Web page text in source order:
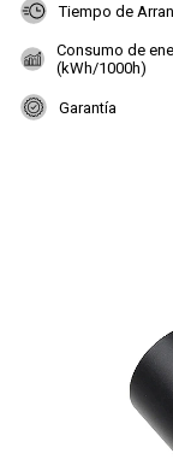
Tiempo de
Consumo de
(kWh/1000h)
Garantía